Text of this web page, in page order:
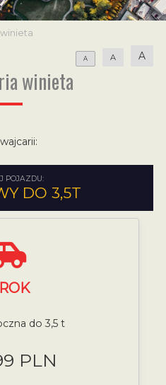
A A A
winieta
POJAZDU:
DO 3,5T
ROK
do 3,5 t
PLN